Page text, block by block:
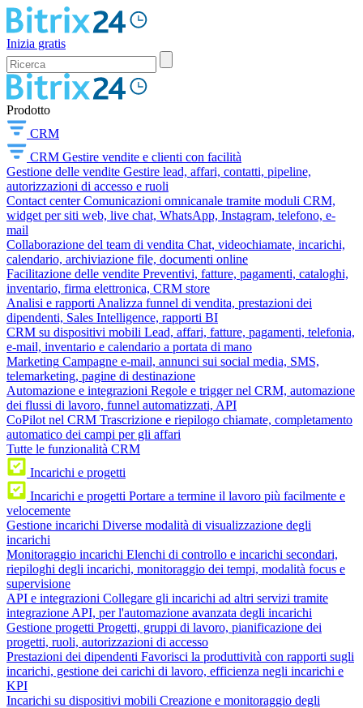
Inizia gratis
Prodotto
CRM
CRM Gestire vendite e clienti con facilità
Gestione delle vendite Gestire lead, affari, contatti, pipeline,
autorizzazioni di accesso e ruoli
Contact center Comunicazioni omnicanale tramite moduli CRM,
widget per siti web, live chat, WhatsApp, Instagram, telefono, e-
mail
Collaborazione del team di vendita Chat, videochiamate, incarichi,
calendario, archiviazione file, documenti online
Facilitazione delle vendite Preventivi, fatture, pagamenti, cataloghi,
inventario, firma elettronica, CRM store
Analisi e rapporti Analizza funnel di vendita, prestazioni dei
dipendenti, Sales Intelligence, rapporti BI
CRM su dispositivi mobili Lead, affari, fatture, pagamenti, telefonia,
e-mail, inventario e calendario a portata di mano
Marketing Campagne e-mail, annunci sui social media, SMS,
telemarketing, pagine di destinazione
Automazione e integrazioni Regole e trigger nel CRM, automazione
dei flussi di lavoro, funnel automatizzati, API
CoPilot nel CRM Trascrizione e riepilogo chiamate, completamento
automatico dei campi per gli affari
Tutte le funzionalità CRM
Incarichi e progetti
Incarichi e progetti Portare a termine il lavoro più facilmente e
velocemente
Gestione incarichi Diverse modalità di visualizzazione degli
incarichi
Monitoraggio incarichi Elenchi di controllo e incarichi secondari,
riepiloghi degli incarichi, monitoraggio dei tempi, modalità focus e
supervisione
API e integrazioni Collegare gli incarichi ad altri servizi tramite
integrazione API, per l'automazione avanzata degli incarichi
Gestione progetti Progetti, gruppi di lavoro, pianificazione dei
progetti, ruoli, autorizzazioni di accesso
Prestazioni dei dipendenti Favorisci la produttività con rapporti sugli
incarichi, gestione dei carichi di lavoro, efficienza negli incarichi e
KPI
Incarichi su dispositivi mobili Creazione e monitoraggio degli